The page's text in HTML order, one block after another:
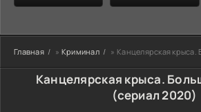
Главная » Криминал » Канцелярская крыса.
Канцелярская крыса.
(сериал 2020)